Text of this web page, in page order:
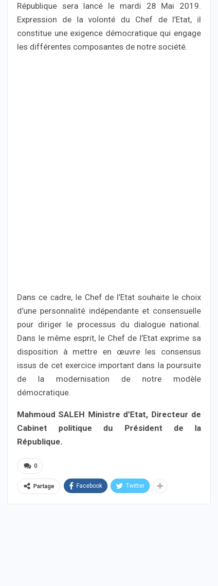
République sera lancé le mardi 28 Mai 2019.
Expression de la volonté du Chef de l’Etat, il
constitue une exigence démocratique qui engage
les différentes composantes de notre société.
Dans ce cadre, le Chef de l’Etat souhaite le choix
d’une personnalité indépendante et consensuelle
pour diriger le processus du dialogue national.
Dans le même esprit, le Chef de l’Etat exprime sa
disposition à mettre en œuvre les consensus
issus de cet exercice important dans la poursuite
de la modernisation de notre modèle
démocratique.
Mahmoud SALEH Ministre d’Etat, Directeur de
Cabinet politique du Président de la
République.
0
Partage Facebook Twitter